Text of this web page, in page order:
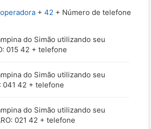
+ 42 + Número de telefone
do Simão utilizando seu
015 42 + telefone
do Simão utilizando seu
041 42 + telefone
do Simão utilizando seu
021 42 + telefone